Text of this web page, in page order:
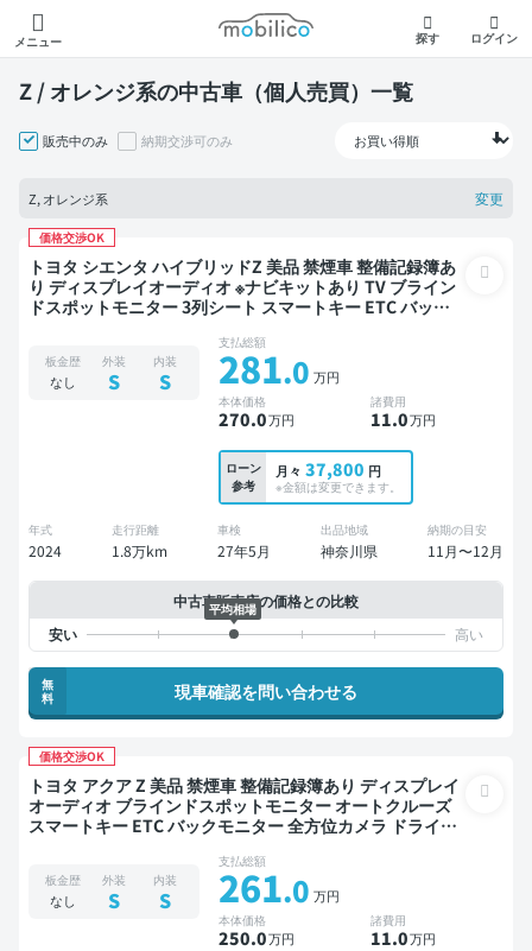
メニュー
モビリコ
探す ログイン
Z / オレンジ系の中古車（個人売買）一覧
販売中のみ 納期交渉可のみ
Z, オレンジ系 変更
価格交渉OK
トヨタ シエンタ ハイブリッドZ 美品 禁煙車 整備記録簿あ
り ディスプレイオーディオ ※ナビキットあり TV ブライン
ドスポットモニター 3列シート スマートキー ETC バック
電動スライドドア 7人乗り
板金歴
なし
外装
S
内装
S
支払総額
281.0 万円
本体価格
270.0万円
諸費用
11.0万円
ローン
参考
月々 37,800 円
※金額は変更できます。
年式
2024
走行距離
1.8万km
車検
27年5月
出品地域
神奈川県
納期の目安
11月〜12月
中古車販売店の価格との比較
平均相場
無
料
現車確認を問い合わせる
価格交渉OK
トヨタ アクア Z 美品 禁煙車 整備記録簿あり ディスプレイ
オーディオ ブラインドスポットモニター オートクルーズ
スマートキー ETC バックモニター 全方位カメラ ドライブ
板金歴
なし
外装
S
内装
S
支払総額
261.0 万円
本体価格
250.0万円
諸費用
11.0万円